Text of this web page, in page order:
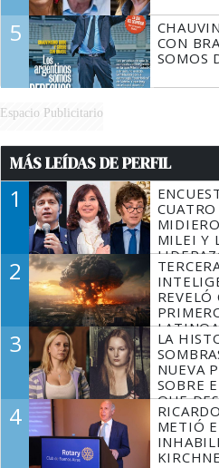
5
CON
SOMOS
Espacio Publicitario
MÁS LEÍDAS DE PERFIL
1
MILEI Y
2
REVELÓ
3
LA
NUEVA
SOBRE
QUE
MARIDO
4
METIÓ